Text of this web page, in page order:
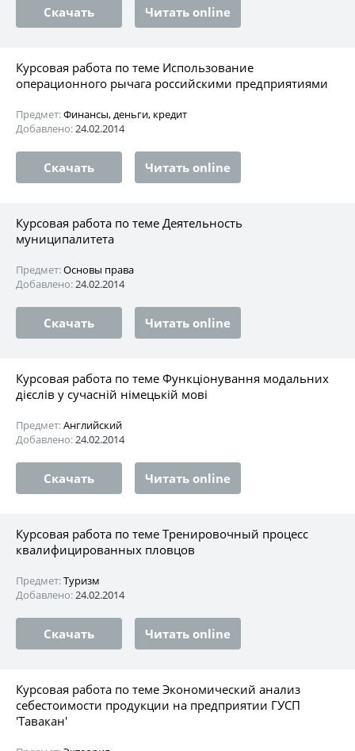
Скачать Читать online
Курсовая работа по теме Использование
операционного рычага российскими предприятиями
Предмет:Финансы, деньги, кредит
Добавлено:24.02.2014
Скачать Читать online
Курсовая работа по теме Деятельность
муниципалитета
Предмет:Основы права
Добавлено:24.02.2014
Скачать Читать online
Курсовая работа по теме Функціонування модальних
дієслів у сучасній німецькій мові
Предмет:Английский
Добавлено:24.02.2014
Скачать Читать online
Курсовая работа по теме Тренировочный процесс
квалифицированных пловцов
Предмет:Туризм
Добавлено:24.02.2014
Скачать Читать online
Курсовая работа по теме Экономический анализ
себестоимости продукции на предприятии ГУСП
'Тавакан'